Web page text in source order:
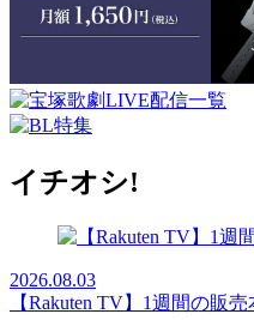
イチオシ!
2026.08.03
【Rakuten TV】1週間の販